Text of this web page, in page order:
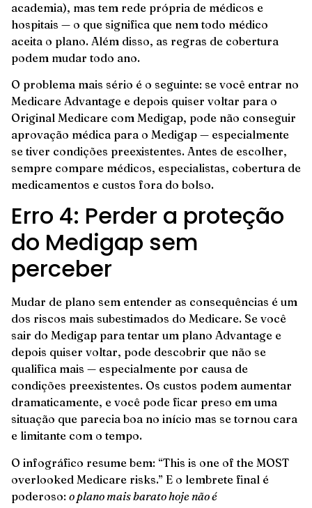
academia), mas tem rede própria de médicos e
hospitais — o que significa que nem todo médico
aceita o plano. Além disso, as regras de cobertura
podem mudar todo ano.
O problema mais sério é o seguinte: se você entrar no
Medicare Advantage e depois quiser voltar para o
Original Medicare com Medigap, pode não conseguir
aprovação médica para o Medigap — especialmente
se tiver condições preexistentes. Antes de escolher,
sempre compare médicos, especialistas, cobertura de
medicamentos e custos fora do bolso.
Erro 4: Perder a proteção
do Medigap sem
perceber
Mudar de plano sem entender as consequências é um
dos riscos mais subestimados do Medicare. Se você
sair do Medigap para tentar um plano Advantage e
depois quiser voltar, pode descobrir que não se
qualifica mais — especialmente por causa de
condições preexistentes. Os custos podem aumentar
dramaticamente, e você pode ficar preso em uma
situação que parecia boa no início mas se tornou cara
e limitante com o tempo.
O infográfico resume bem: “This is one of the MOST
overlooked Medicare risks.” E o lembrete final é
poderoso: o plano mais barato hoje não é